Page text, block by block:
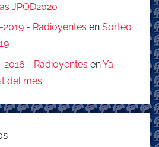
JPOD2020
- Radioyentes en Sorteo
- Radioyentes enYa
del mes